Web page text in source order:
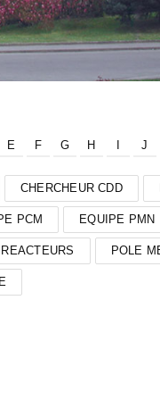
E F G H J
CHERCHEUR CDD
PCM EQUIPE PMN
POLE